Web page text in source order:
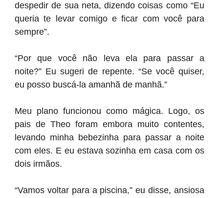
despedir de sua neta, dizendo coisas como “Eu
queria te levar comigo e ficar com você para
sempre”.
“Por que você não leva ela para passar a
noite?” Eu sugeri de repente. “Se você quiser,
eu posso buscá-la amanhã de manhã.”
Meu plano funcionou como mágica. Logo, os
pais de Theo foram embora muito contentes,
levando minha bebezinha para passar a noite
com eles. E eu estava sozinha em casa com os
dois irmãos.
“Vamos voltar para a piscina,” eu disse, ansiosa